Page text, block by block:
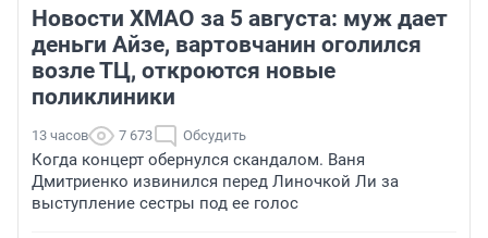
Новости ХМАО за 5 августа: муж дает
деньги Айзе, вартовчанин оголился
возле ТЦ, откроются новые
поликлиники
13 часов 7 673 Обсудить
Когда концерт обернулся скандалом. Ваня
Дмитриенко извинился перед Линочкой Ли за
выступление сестры под ее голос